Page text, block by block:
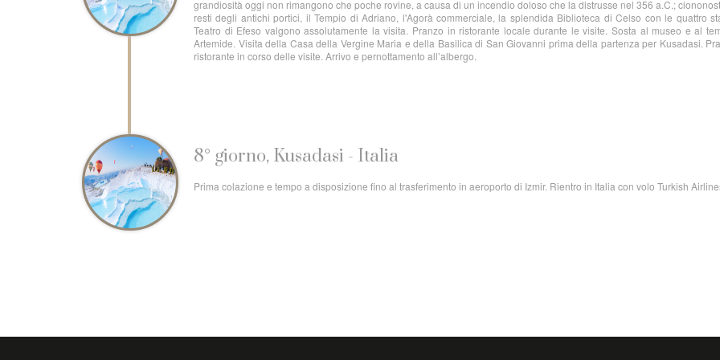
grandiosità oggi non rimangono che poche rovine, a causa di un incendio doloso che la distrusse nel 356 a.C.;
resti degli antichi portici, il Tempio di Adriano, l'Agorà commerciale, la splendida Biblioteca di Celso con le quattro
Teatro di Efeso valgono assolutamente la visita. Pranzo in ristorante locale durante le visite. Sosta al museo e al
Artemide. Visita della Casa della Vergine Maria e della Basilica di San Giovanni prima della partenza per Kusadasi.
ristorante in corso delle visite. Arrivo e pernottamento all’albergo.
8° giorno, Kusadasi - Italia
Prima colazione e tempo a disposizione fino al trasferimento in aeroporto di Izmir. Rientro in Italia con volo Turkish